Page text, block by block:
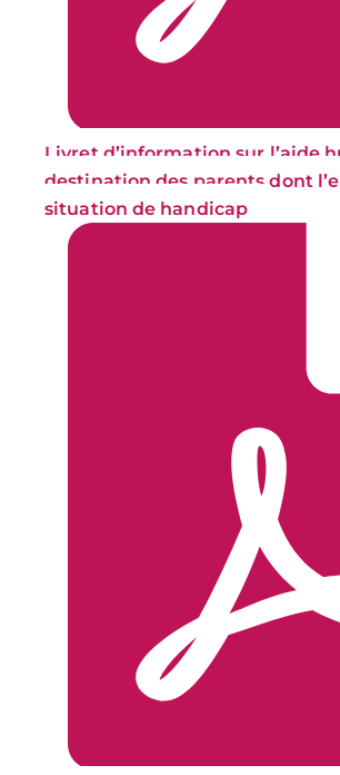
Livret d’information sur l’aide
destination des parents dont
situation de handicap